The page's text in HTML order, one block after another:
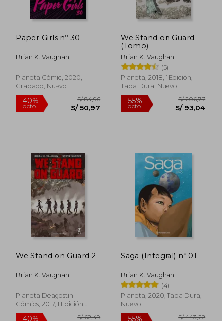
40%
dcto. S/ 73,27
55%
dcto.
Paper Girls nº 30
Brian K. Vaughan
Planeta Cómic, 2020,
Grapado, Nuevo
We Stand on Guard
(Tomo)
Brian K. Vaughan
(5)
Planeta, 2018, 1 Edición,
Tapa Dura, Nuevo
We Stand on Guard 2
Brian K. Vaughan
Planeta Deagostini
Cómics, 2017, 1 Edición,
Tapa Blanda, Nuevo
Saga (Integral) nº 01
Brian K. Vaughan
(4)
Planeta, 2020, Tapa Dura,
Nuevo